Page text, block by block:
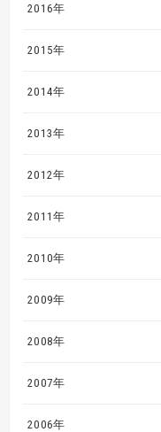
2016年
2015年
2014年
2013年
2012年
2011年
2010年
2009年
2008年
2007年
2006年